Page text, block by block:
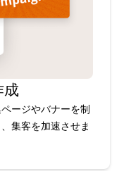
成
ージやバナーを制
集客を加速させま